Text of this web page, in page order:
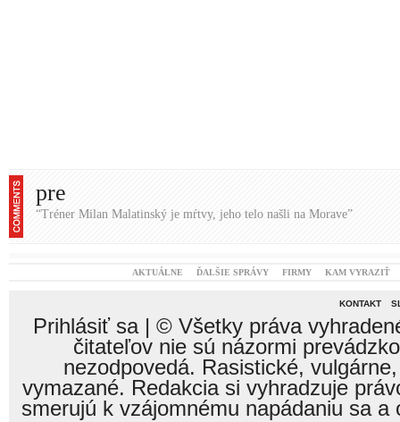
pre
“Tréner Milan Malatinský je mŕtvy, jeho telo našli na Morave”
AKTUÁLNE ĎALŠIE SPRÁVY FIRMY KAM VYRAZIŤ
KONTAKT
Prihlásiť sa| © Všetky práva
čitateľov nie sú názormi
nezodpovedá. Rasistické,
vymazané. Redakcia si vyhradzuje
smerujú k vzájomnému napádaniu sa